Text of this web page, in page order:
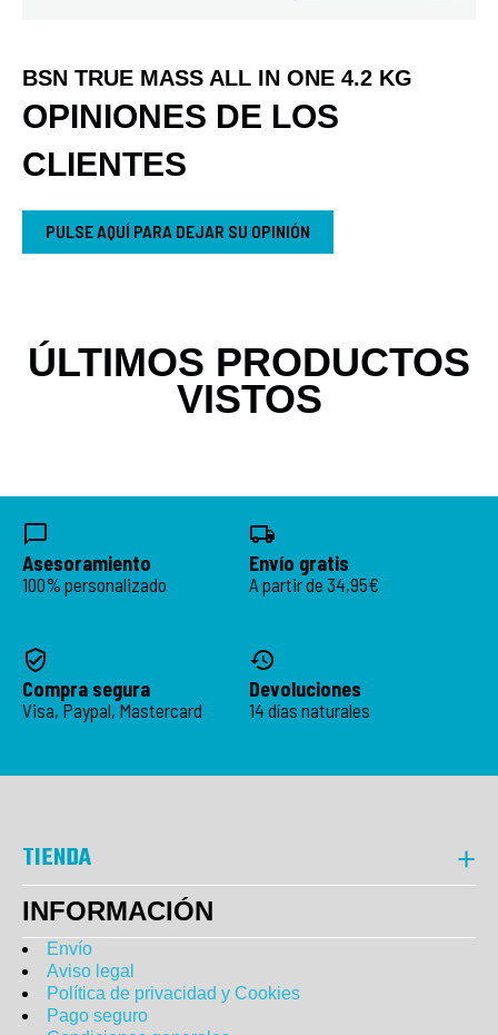
BSN TRUE MASS ALL IN ONE 4.2 KG
OPINIONES DE LOS
CLIENTES
PULSE AQUÍ PARA DEJAR SU OPINIÓN
ÚLTIMOS PRODUCTOS
VISTOS
Asesoramiento
100% personalizado
Envío gratis
A partir de 34,95€
Compra segura
Visa, Paypal, Mastercard
Devoluciones
14 días naturales
TIENDA
INFORMACIÓN
Envío
Aviso legal
Política de privacidad y Cookies
Pago seguro